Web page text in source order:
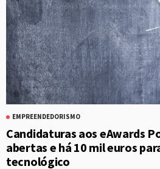
EMPREENDEDORISMO
Candidaturas aos eAwards
abertas e há 10 mil euros
tecnológico